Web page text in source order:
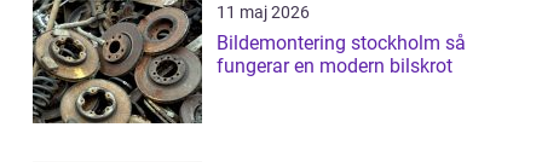
11 maj 2026
Bildemontering stockholm så
fungerar en modern bilskrot